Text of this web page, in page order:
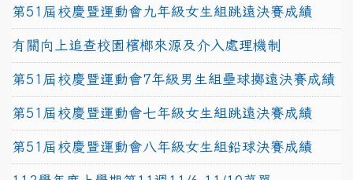
第51屆校慶暨運動會九年級女生組跳遠決賽成績
有關向上追查校園檳榔來源及介入處理機制
第51屆校慶暨運動會7年級男生組壘球擲遠決賽成績
第51屆校慶暨運動會七年級女生組跳遠決賽成績
第51屆校慶暨運動會八年級女生組鉛球決賽成績